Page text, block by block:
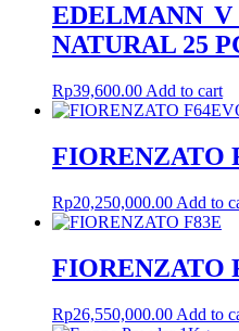
EDELMANN V
NATURAL 25
Rp39,600.00 Add to cart
FIORENZATO
Rp20,250,000.00 Add to
FIORENZATO
Rp26,550,000.00 Add to